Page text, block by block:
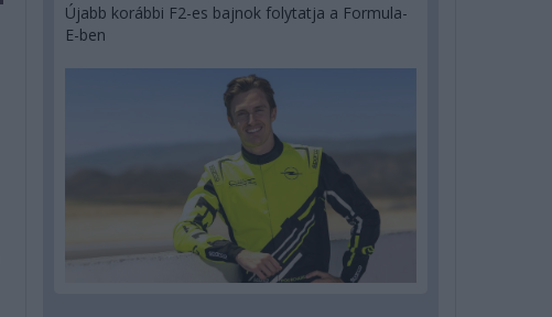
Újabb korábbi F2-es bajnok folytatja a Formula-
E-ben